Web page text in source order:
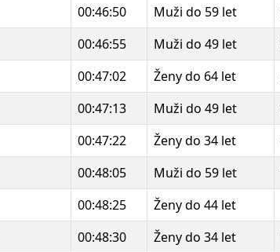
00:46:50 Muži do 59 let
00:46:55 Muži do 49 let
00:47:02 Ženy do 64 let
00:47:13 Muži do 49 let
00:47:22 Ženy do 34 let
00:48:05 Muži do 59 let
00:48:25 Ženy do 44 let
00:48:30 Ženy do 34 let